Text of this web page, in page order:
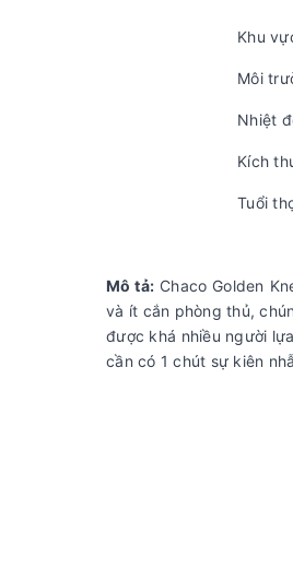
Khu
Môi
Nhiệt
Kích
Tuổi
Mô tả: Chaco Golden
và ít cắn phòng thủ,
được khá nhiều người
cần có 1 chút sự kiên